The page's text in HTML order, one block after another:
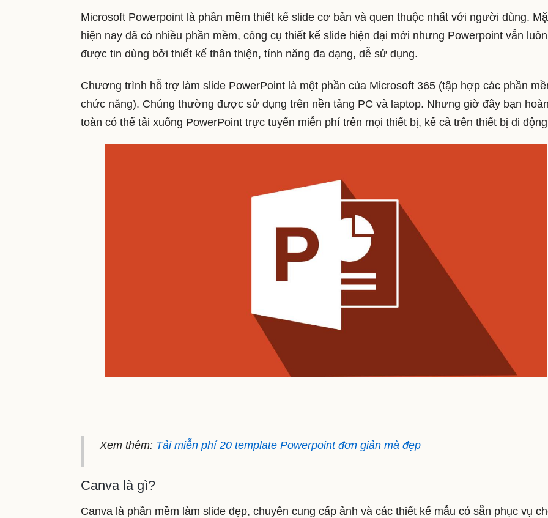
Microsoft Powerpoint là phần mềm thiết kế slide cơ bản và quen thuộc nhất với người dùng.
hiện nay đã có nhiều phần mềm, công cụ thiết kế slide hiện đại mới nhưng Powerpoint vẫn luôn
được tin dùng bởi thiết kế thân thiện, tính năng đa dạng, dễ sử dụng.
Chương trình hỗ trợ làm slide PowerPoint là một phần của Microsoft 365 (tập hợp các phần
chức năng). Chúng thường được sử dụng trên nền tảng PC và laptop. Nhưng giờ đây bạn
toàn có thể tải xuống PowerPoint trực tuyến miễn phí trên mọi thiết bị, kể cả trên thiết bị di
Xem thêm: Tải miễn phí 20 template Powerpoint đơn giản mà đẹp
Canva là gì?
Canva là phần mềm làm slide đẹp, chuyên cung cấp ảnh và các thiết kế mẫu có sẵn phục vụ